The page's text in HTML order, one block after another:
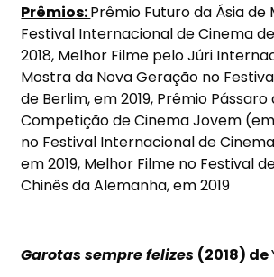
Prêmios:Prêmio Futuro da Ásia de
Festival Internacional de Cinema
2018, Melhor Filme pelo Júri
Mostra da Nova Geração no
de Berlim, em 2019, Prêmio
Competição de Cinema Jovem
no Festival Internacional de
em 2019, Melhor Filme no Festival
Chinês da Alemanha, em 2019
Garotas sempre felizes (2018) de